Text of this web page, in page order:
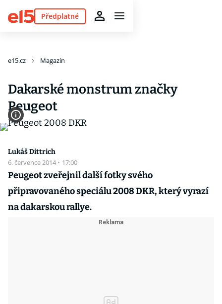
Předplatné
e15.cz Magazín
Dakarské monstrum značky
Peugeot
Lukáš Dittrich
6. července 2014 · 17:00
Peugeot zveřejnil další fotky svého
připravovaného speciálu 2008 DKR, který vyrazí
na dakarskou rallye.